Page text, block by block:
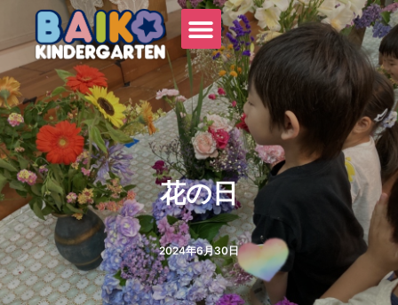
を
ス
キ
ッ
プ
花の日
2024年6月30日